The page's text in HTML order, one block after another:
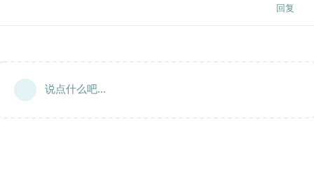
回复
说点什么吧...